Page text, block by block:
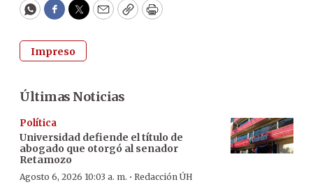
WhatsApp
Facebook
Twitter
EmailCopyPrint
Impreso
Últimas Noticias
Política
Universidad defiende el título de
abogado que otorgó al senador
Retamozo
Agosto 6, 2026 10:03 a. m. · Redacción ÚH